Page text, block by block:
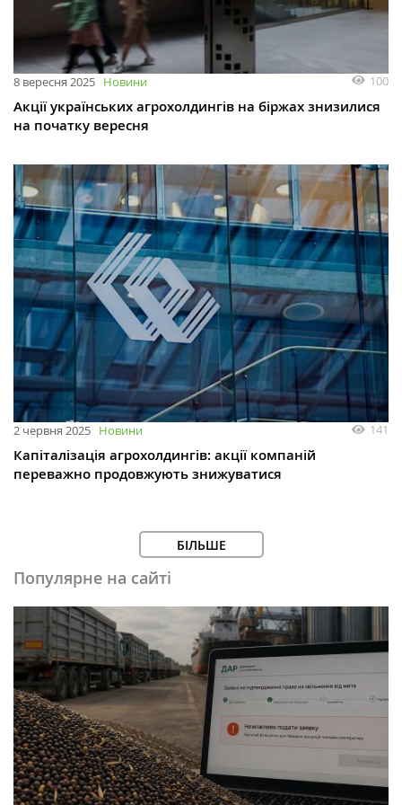
8 вересня 2025 Новини 100
Акції українських агрохолдингів на біржах знизилися
на початку вересня
2 червня 2025 Новини 141
Капіталізація агрохолдингів: акції компаній
переважно продовжують знижуватися
БІЛЬШЕ
Популярне на сайті